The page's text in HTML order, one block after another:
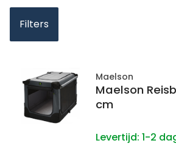
Filters
Maelson
Maelson
cm
Levertijd: 1-2